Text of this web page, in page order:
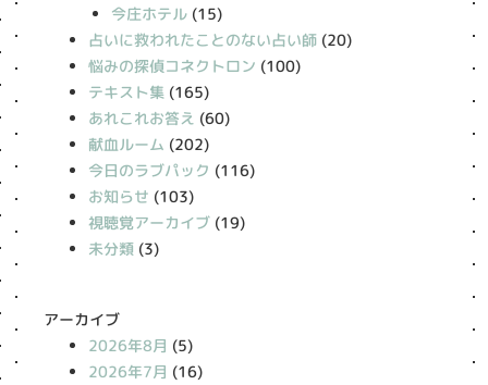
今庄ホテル(15)
占いに救われたことのない占い師 (20)
悩みの探偵コネクトロン (100)
テキスト集 (165)
あれこれお答え (60)
献血ルーム (202)
今日のラブパック (116)
お知らせ (103)
視聴覚アーカイブ (19)
未分類 (3)
アーカイブ
2026年8月 (5)
2026年7月 (16)